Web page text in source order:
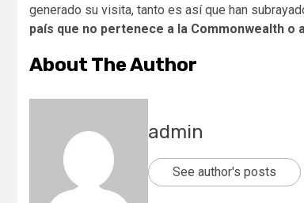
generado su visita, tanto es así que han
país que no pertenece a la Commonwealth o
About The Author
admin
See author's posts